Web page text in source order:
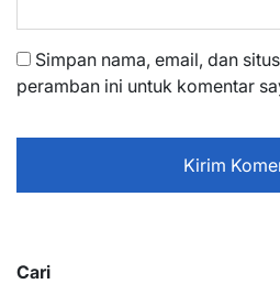
Simpan nama, email, dan
peramban ini untuk komentar
Cari